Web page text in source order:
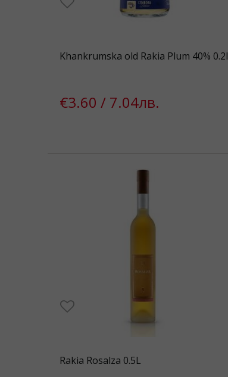
Khankrumska old Rakia Plum 40% 0.2l
€3.60 / 7.04лв.
Rakia Rosalza 0.5L